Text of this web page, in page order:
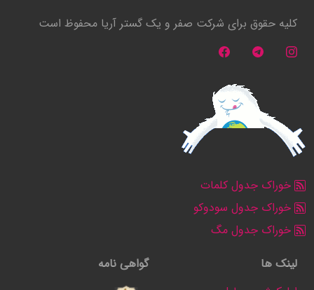
کلیه حقوق برای شرکت صفر و یک گستر آریا محفوظ است
خوراک جدول کلمات
خوراک جدول سودوکو
خوراک جدول مگ
لینک ها
گواهی نامه